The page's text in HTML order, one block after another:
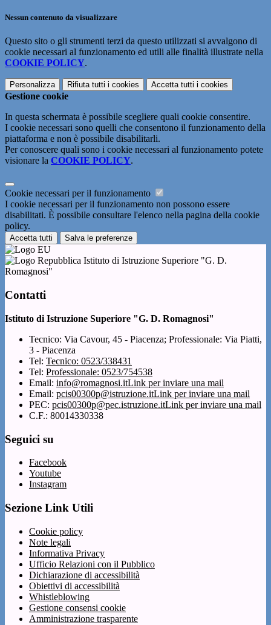
Nessun contenuto da visualizzare
Questo sito o gli strumenti terzi da questo utilizzati si avvalgono di
cookie necessari al funzionamento ed utili alle finalità illustrate nella
COOKIE POLICY.
Personalizza Rifiuta tutti i cookies Accetta tutti i cookies
Gestione cookie
In questa schermata è possibile scegliere quali cookie consentire.
I cookie necessari sono quelli che consentono il funzionamento della
piattaforma e non è possibile disabilitarli.
Per conoscere quali sono i cookie necessari al funzionamento potete
visionare la COOKIE POLICY.
Cookie necessari per il funzionamento
I cookie necessari per il funzionamento non possono essere
disabilitati. È possibile consultare l'elenco nella pagina della cookie
policy.
Accetta tutti Salva le preferenze
Istituto di Istruzione Superiore "G. D.
Romagnosi"
Contatti
Istituto di Istruzione Superiore "G. D. Romagnosi"
Tecnico: Via Cavour, 45 - Piacenza; Professionale: Via Piatti,
3 - Piacenza
Tel: Tecnico: 0523/338431
Tel: Professionale: 0523/754538
Email: info@romagnosi.itLink per inviare una mail
Email: pcis00300p@istruzione.itLink per inviare una mail
PEC: pcis00300p@pec.istruzione.itLink per inviare una mail
C.F.: 80014330338
Seguici su
Facebook
Youtube
Instagram
Sezione Link Utili
Cookie policy
Note legali
Informativa Privacy
Ufficio Relazioni con il Pubblico
Dichiarazione di accessibilità
Obiettivi di accessibilità
Whistleblowing
Gestione consensi cookie
Amministrazione trasparente